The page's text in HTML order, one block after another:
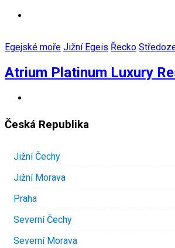
Egejské moře Jižní Egeis Řecko
Atrium Platinum Luxury
Česká Republika
Jižní Čechy
Jižní Morava
Praha
Severní Čechy
Severní Morava